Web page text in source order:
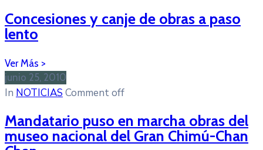
Concesiones y canje de obras a paso
lento
junio 25, 2010
In NOTICIAS Comment off
Mandatario puso en marcha obras del
museo nacional del Gran Chimú-Chan